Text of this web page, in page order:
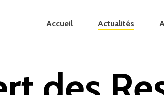
Accueil Actualités